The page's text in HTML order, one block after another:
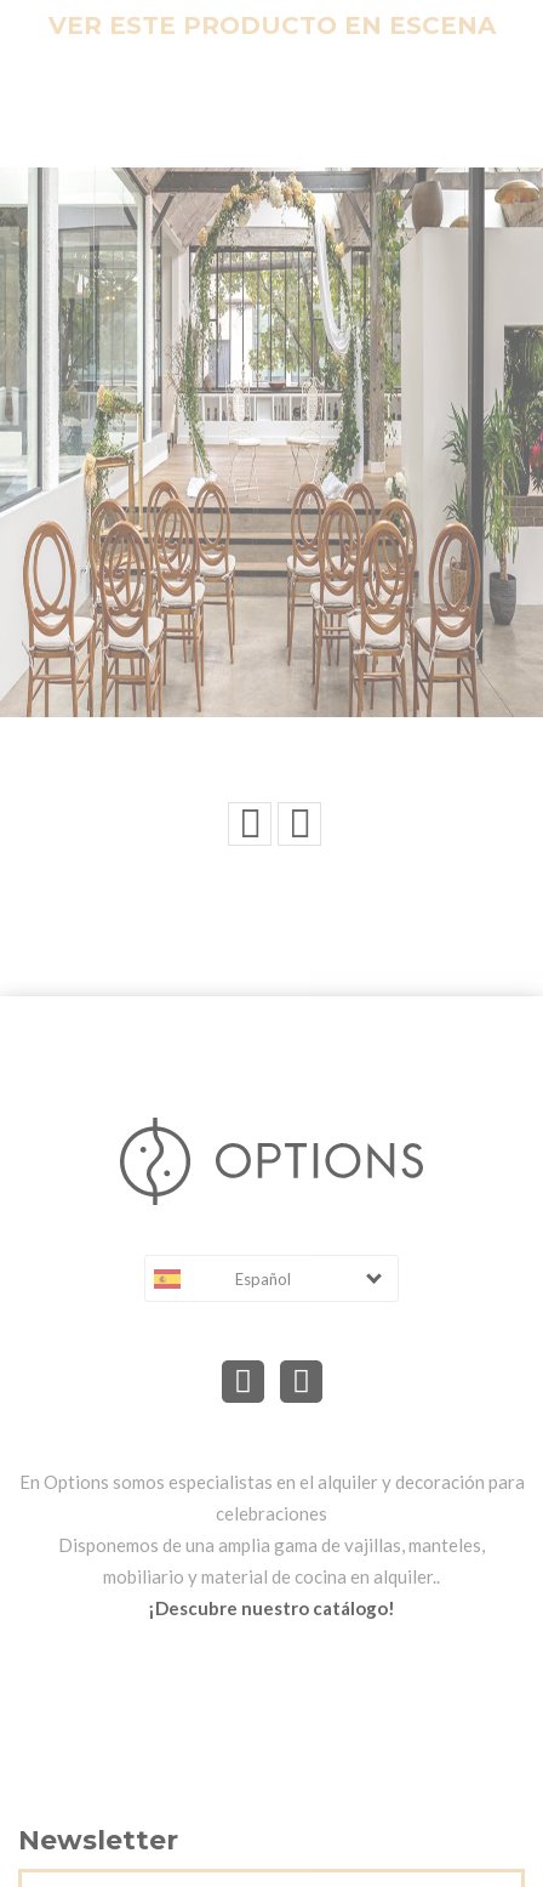
VER ESTE PRODUCTO EN ESCENA
Español
En Options somos especialistas en el alquiler y decoración para
celebraciones
Disponemos de una amplia gama de vajillas, manteles,
mobiliario y material de cocina en alquiler..
¡Descubre nuestro catálogo!
Newsletter